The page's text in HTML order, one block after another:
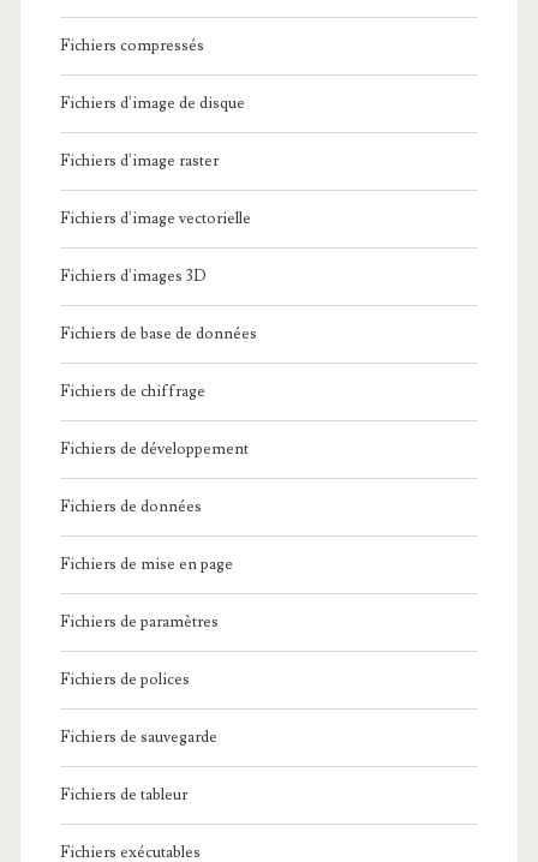
Fichiers compressés
Fichiers d'image de disque
Fichiers d'image raster
Fichiers d'image vectorielle
Fichiers d'images 3D
Fichiers de base de données
Fichiers de chiffrage
Fichiers de développement
Fichiers de données
Fichiers de mise en page
Fichiers de paramètres
Fichiers de polices
Fichiers de sauvegarde
Fichiers de tableur
Fichiers exécutables